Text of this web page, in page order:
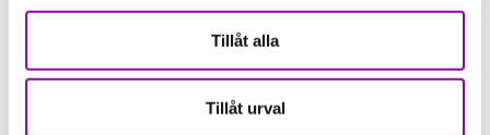
Tillåt alla
Tillåt urval
finansieringsbeslut när vi vet att våra
kundföretag har en aktiv styrelse och
genomtänkta framtidsplaner."